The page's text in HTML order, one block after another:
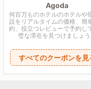
Agoda
何百万ものホテルのホテルや
設をリアルタイムの価格、簡
約、役立つレビューで予約し
璧な滞在を見つけましょう
すべてのクーポンを見